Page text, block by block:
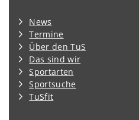
News
Termine
Über den TuS
Das sind wir
Sportarten
Sportsuche
TuSfit